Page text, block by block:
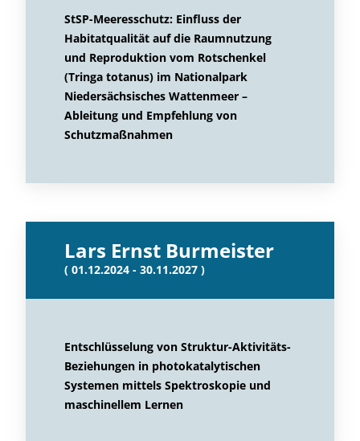
StSP-Meeresschutz: Einfluss der
Habitatqualität auf die Raumnutzung
und Reproduktion vom Rotschenkel
(Tringa totanus) im Nationalpark
Niedersächsisches Wattenmeer –
Ableitung und Empfehlung von
Schutzmaßnahmen
Lars Ernst Burmeister
( 01.12.2024 - 30.11.2027 )
Entschlüsselung von Struktur-Aktivitäts-
Beziehungen in photokatalytischen
Systemen mittels Spektroskopie und
maschinellem Lernen